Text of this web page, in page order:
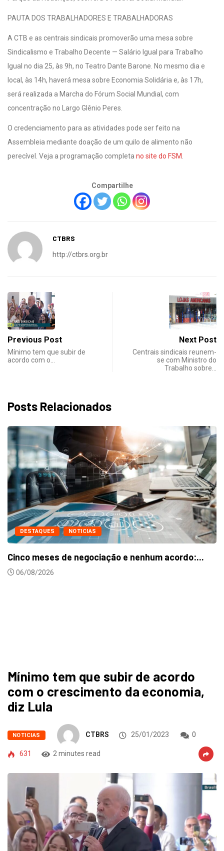
PAUTA DOS TRABALHADORES E TRABALHADORAS
A CTB e as centrais sindicais promoverão uma mesa sobre
Sindicalismo e Trabalho Decente — Salário Igual para Trabalho
Igual no dia 25, às 9h, no Teatro Dante Barone. No mesmo dia e
local, às 14h, haverá mesa sobre Economia Solidária e, às 17h,
será realizada a Marcha do Fórum Social Mundial, com
concentração no Largo Glênio Peres.
O credenciamento para as atividades pode ser feito na
Assembleia mediante doação de um quilo de alimento não
perecível. Veja a programação completa no site do FSM
Compartilhe
CTBRS
http://ctbrs.org.br
Previous Post
Mínimo tem que subir de
acordo com o…
Next Post
Centrais sindicais reunem-
se com Ministro do
Trabalho sobre…
Posts Relacionados
Metalúrgicos de Caxias do Sul aprovam
24/07/2026
Mínimo tem que subir de acordo
com o crescimento da economia,
diz Lula
NOTICIAS CTBRS 25/01/2023 0
631 2 minutes read